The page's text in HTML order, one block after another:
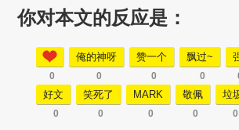
你对本文的反应是：
0
俺的神呀
0
赞一个
0
飘过~
0
好文
0
笑死了
0
MARK
0
敬佩
0
垃
0